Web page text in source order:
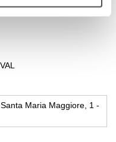
Maria Maggiore, 1 -